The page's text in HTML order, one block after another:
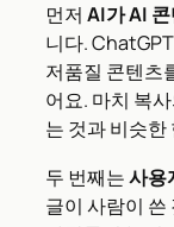
먼저 AI가 AI
니다.
저품질 콘텐츠
어요. 마치 복
는 것과 비슷한
두 번째는사용
글이 사람이 쓴